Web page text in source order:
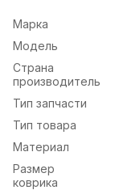
Марка
Модель
Страна
производитель
Тип запчасти
Тип товара
Материал
Размер
коврика